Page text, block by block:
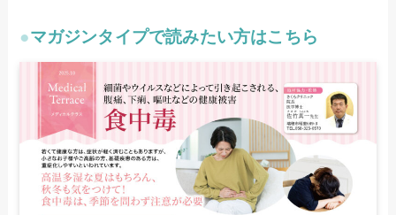
●マガジンタイプで読みたい方はこちら